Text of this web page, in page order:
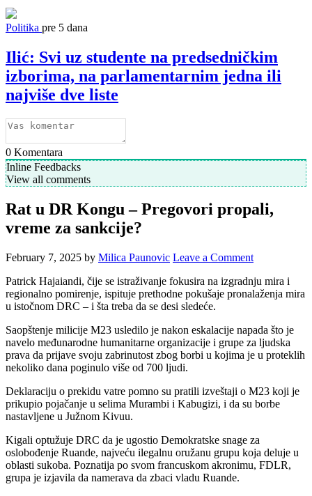
Politika pre 5 dana
Ilić: Svi uz studente na predsedničkim
izborima, na parlamentarnim jedna ili
najviše dve liste
0 Komentara
Inline Feedbacks
View all comments
Rat u DR Kongu – Pregovori propali,
vreme za sankcije?
February 7, 2025 by Milica Paunovic Leave a Comment
Patrick Hajaiandi, čije se istraživanje fokusira na izgradnju mira i
regionalno pomirenje, ispituje prethodne pokušaje pronalaženja mira
u istočnom DRC – i šta treba da se desi sledeće.
Saopštenje milicije M23 usledilo je nakon eskalacije napada što je
navelo međunarodne humanitarne organizacije i grupe za ljudska
prava da prijave svoju zabrinutost zbog borbi u kojima je u proteklih
nekoliko dana poginulo više od 700 ljudi.
Deklaraciju o prekidu vatre pomno su pratili izveštaji o M23 koji je
prikupio pojačanje u selima Murambi i Kabugizi, i da su borbe
nastavljene u Južnom Kivuu.
Kigali optužuje DRC da je ugostio Demokratske snage za
oslobođenje Ruande, najveću ilegalnu oružanu grupu koja deluje u
oblasti sukoba. Poznatija po svom francuskom akronimu, FDLR,
grupa je izjavila da namerava da zbaci vladu Ruande.